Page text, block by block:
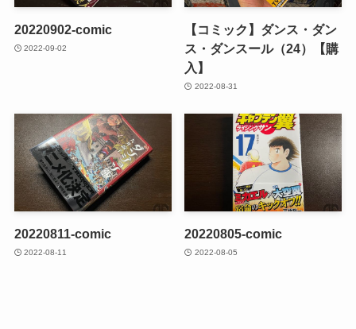
20220902-comic
2022-09-02
【コミック】ダンス・ダン
ス・ダンスール（24）【購
入】
2022-08-31
20220811-comic
2022-08-11
20220805-comic
2022-08-05